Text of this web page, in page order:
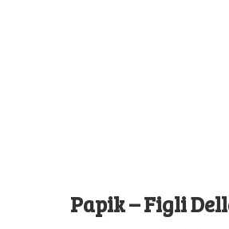
Papik – Figli